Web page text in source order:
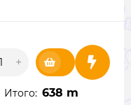
+
Итого: 638 m